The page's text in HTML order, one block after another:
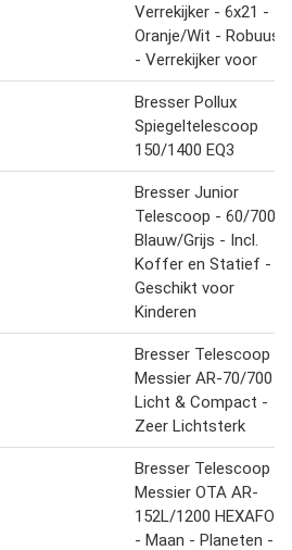
Verrekijker - 6x21 -
Oranje/Wit - Robuust
- Verrekijker voor
Bresser Pollux
Spiegeltelescoop
150/1400 EQ3
Bresser Junior
Telescoop - 60/700
Blauw/Grijs - Incl.
Koffer en Statief -
Geschikt voor
Kinderen
Bresser Telescoop -
Messier AR-70/700 -
Licht & Compact -
Zeer Lichtsterk
Bresser Telescoop -
Messier OTA AR-
152L/1200 HEXAFOC
- Maan - Planeten -